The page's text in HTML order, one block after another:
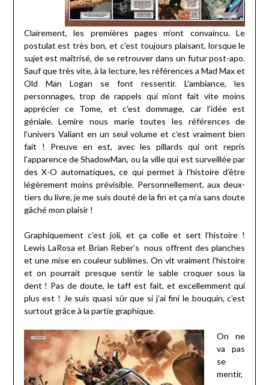
Clairement, les premières pages m’ont convaincu. Le
postulat est très bon, et c’est toujours plaisant, lorsque le
sujet est maîtrisé, de se retrouver dans un futur post-apo.
Sauf que très vite, à la lecture, les références a Mad Max et
Old Man Logan se font ressentir. L’ambiance, les
personnages, trop de rappels qui m’ont fait vite moins
apprécier ce Tome, et c’est dommage, car l’idée est
géniale. Lemire nous marie toutes les références de
l’univers Valiant en un seul volume et c’est vraiment bien
fait ! Preuve en est, avec les pillards qui ont repris
l’apparence de ShadowMan, ou la ville qui est surveillée par
des X-O automatiques, ce qui permet à l’histoire d’être
légèrement moins prévisible. Personnellement, aux deux-
tiers du livre, je me suis douté de la fin et ça m’a sans doute
gâché mon plaisir !
Graphiquement c’est joli, et ça colle et sert l’histoire !
Lewis LaRosa et Brian Reber’s nous offrent des planches
et une mise en couleur sublimes. On vit vraiment l’histoire
et on pourrait presque sentir le sable croquer sous la
dent ! Pas de doute, le taff est fait, et excellemment qui
plus est ! Je suis quasi sûr que si j’ai fini le bouquin, c’est
surtout grâce à la partie graphique.
On ne
va pas
se
mentir,